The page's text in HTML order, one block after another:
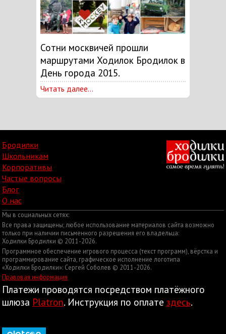
Сотни москвичей прошли
маршрутами Ходилок Бродилок в
День города 2015.
Читать далее...
Бродилки
Школьникам
Корпоративы
Частые вопросы
Блог
О нас
Мы в социальных сетях:
Все права защищены; любое использование материалов сайта возможно
только при наличии письменного разрешения его владельца:
Ходилки Бродилки © 2011-2026.
Программное обеспечение игрового процесса (текст программ), вёрстка и
программирование сайта, графическое исполнение логотипа
«Ходилки Бродилки»: Сергей Соболев © 2011-2026.
Правовая информация
Платежи проводятся посредством платёжного
шлюза Platron. Инструкция по оплате здесь.